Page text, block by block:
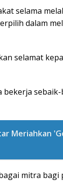
selama
dalam
selamat
bekerja
Meriahkan
mitra